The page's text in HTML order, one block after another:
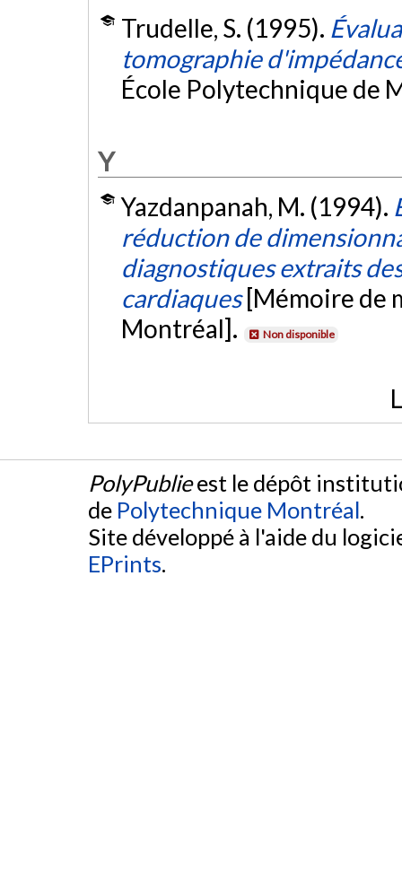
Trudelle, S. (1995).
tomographie
École Polytechnique de
Y
Yazdanpanah, M. (1994).
réduction de
diagnostiques extraits
cardiaques [Mémoire de
Montréal].
Non disponible
PolyPublieest le dépôt
de Polytechnique Montréal.
Site développé à l'aide du
EPrints.